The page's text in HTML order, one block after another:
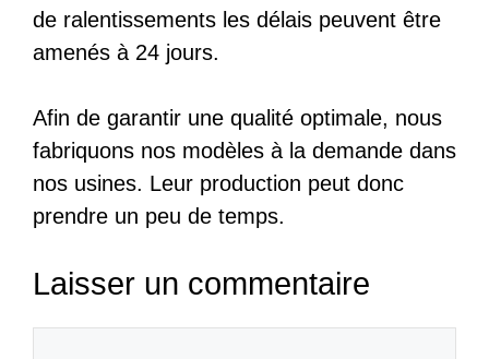
de ralentissements les délais peuvent être
amenés à 24 jours.
Afin de garantir une qualité optimale, nous
fabriquons nos modèles à la demande dans
nos usines. Leur production peut donc
prendre un peu de temps.
Laisser un commentaire